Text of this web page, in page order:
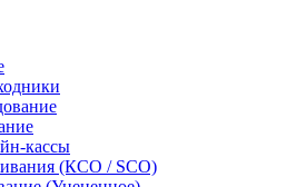
кассы
(КСО / SCO)